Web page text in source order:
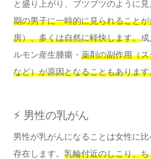
と盛り上がり、ブツブツのように見
期の男子に一時的に見られること
房）、多くは自然に軽快します。
ルモン産生腫瘍・ 薬剤の副作用（
など）が原因となることもあります
⚡ 男性の乳がん
男性が乳がんになることは女性に比
存在します。 乳輪付近のしこり、